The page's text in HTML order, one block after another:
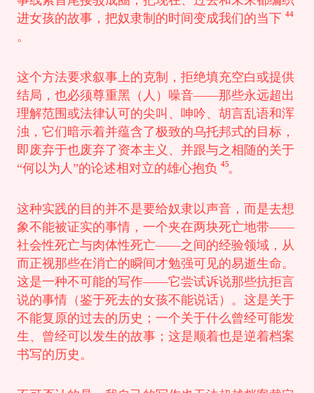
进女孩的故事，把奴隶制的时间变成我们的当下 44
。
这个方法要求叙事上的克制，拒绝填充空白或提供
结局，也必须尊重黑（人）噪音——那些永远超出
理解范围或法律认可的尖叫、呻吟、胡言乱语和浑
浊，它们暗示着并蕴含了极致的乌托邦式的目标，
即废弃于也废弃了资本主义、并跟与之相随的关于
“何以为人”的论述相对立的雄心抱负 45。
这种实践的目的并不是要给奴隶以声音，而是去想
象不能被证实的事情，一个夹在两块死亡地带——
社会性死亡与肉体性死亡——之间的经验领域，从
而正视那些在消亡的瞬间才勉强可见的易逝生命。
这是一种不可能的写作——它尝试诉说那些抗拒言
说的事情（鉴于死去的女孩不能说话）。这是关于
不能复原的过去的历史；一个关于什么曾经可能发
生、曾经可以发生的故事；这是顺着也是逆着档案
书写的历史。